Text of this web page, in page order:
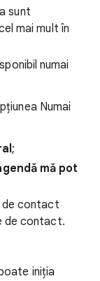
sunt
mai mult în
numai
Numai
;
mă pot
de contact
de contact.
iniția